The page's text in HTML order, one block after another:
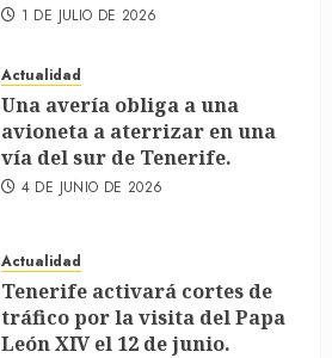
1 DE JULIO DE 2026
Actualidad
Una avería obliga a una
avioneta a aterrizar en una
vía del sur de Tenerife.
4 DE JUNIO DE 2026
Actualidad
Tenerife activará cortes de
tráfico por la visita del Papa
León XIV el 12 de junio.